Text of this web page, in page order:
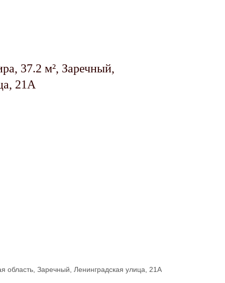
37.2 м², Заречный,
21А
область, Заречный, Ленинградская улица, 21А